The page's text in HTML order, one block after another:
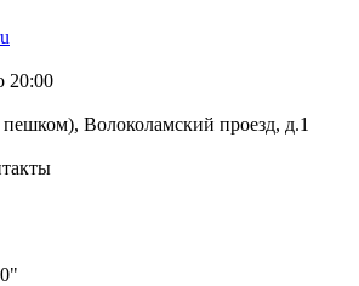
20:00
Волоколамский проезд, д.1